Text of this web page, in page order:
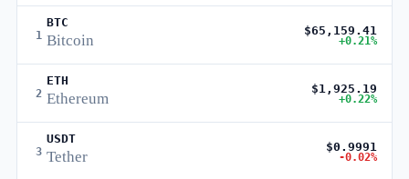
1
BTC
Bitcoin
$65,159.41
+0.21%
2
ETH
Ethereum
$1,925.19
+0.22%
3
USDT
Tether
$0.9991
-0.02%